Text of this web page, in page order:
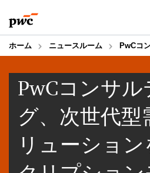
to
content
to
footer
ホーム ニュースルーム PwCコ
PwCコンサル
グ、次世代型
リューショ